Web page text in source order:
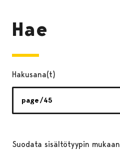
Hae
Hakusana(t)
Suodata sisältötyypin mukaan